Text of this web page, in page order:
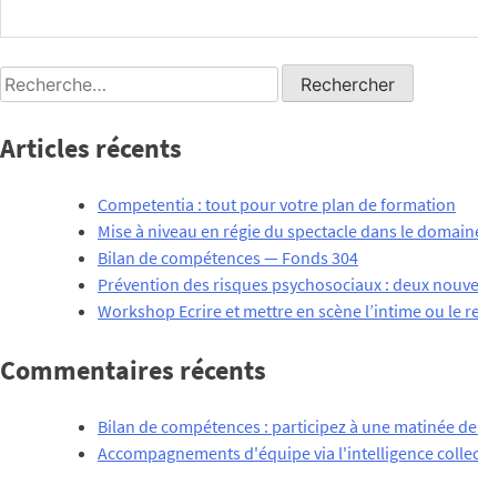
Rechercher :
Articles récents
Competentia : tout pour votre plan de formation
Mise à niveau en régie du spectacle dans le
Bilan de compétences — Fonds 304
Prévention des risques psychosociaux : deux
Workshop Ecrire et mettre en scène l’intime ou le
Commentaires récents
Bilan de compétences : participez à une matinée
Accompagnements d'équipe via l'intelligence